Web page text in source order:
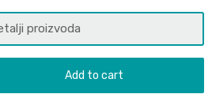
proizvoda
Add to cart